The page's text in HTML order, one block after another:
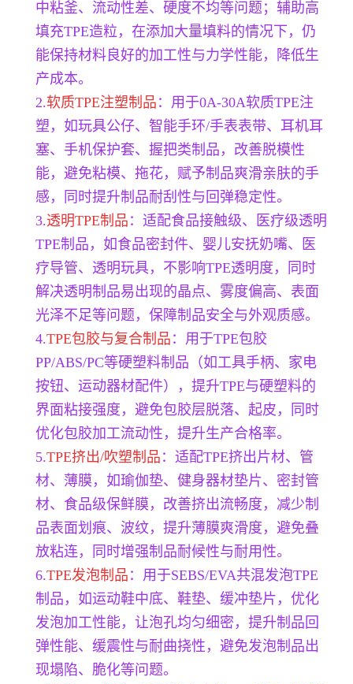
中粘釜、流动性差、硬度不均等问题；辅助高
填充TPE造粒，在添加大量填料的情况下，仍
能保持材料良好的加工性与力学性能，降低生
产成本。
2.软质TPE注塑制品 ：用于0A-30A软质TPE注
塑，如玩具公仔、智能手环/手表表带、耳机耳
塞、手机保护套、握把类制品，改善脱模性
能，避免粘模、拖花，赋予制品爽滑亲肤的手
感，同时提升制品耐刮性与回弹稳定性。
3.透明TPE制品 ：适配食品接触级、医疗级透明
TPE制品，如食品密封件、婴儿安抚奶嘴、医
疗导管、透明玩具，不影响TPE透明度，同时
解决透明制品易出现的晶点、雾度偏高、表面
光泽不足等问题，保障制品安全与外观质感。
4.TPE包胶与复合制品 ：用于TPE包胶
PP/ABS/PC等硬塑料制品（如工具手柄、家电
按钮、运动器材配件），提升TPE与硬塑料的
界面粘接强度，避免包胶层脱落、起皮，同时
优化包胶加工流动性，提升生产合格率。
5.TPE挤出/吹塑制品 ：适配TPE挤出片材、管
材、薄膜，如瑜伽垫、健身器材垫片、密封管
材、食品级保鲜膜，改善挤出流畅度，减少制
品表面划痕、波纹，提升薄膜爽滑度，避免叠
放粘连，同时增强制品耐候性与耐用性。
6.TPE发泡制品 ：用于SEBS/EVA共混发泡TPE
制品，如运动鞋中底、鞋垫、缓冲垫片，优化
发泡加工性能，让泡孔均匀细密，提升制品回
弹性能、缓震性与耐曲挠性，避免发泡制品出
现塌陷、脆化等问题。